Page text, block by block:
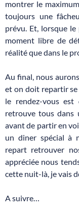
montrer le
toujours une
prévu. Et, lorsque
moment libre de
réalité que dans le
Au final, nous
et on doit repartir se
le rendez-vous
retrouve tous dans
avant de partir en
un diner spécial à
repart retrouver
appréciée nous
cette nuit-là, je vais
A suivre…